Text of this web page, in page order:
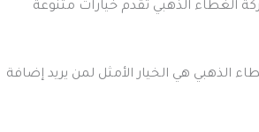
الغطاء الذهبي تقدم خيارات متنوعة
الذهبي هي الخيار الأمثل لمن يريد إضافة